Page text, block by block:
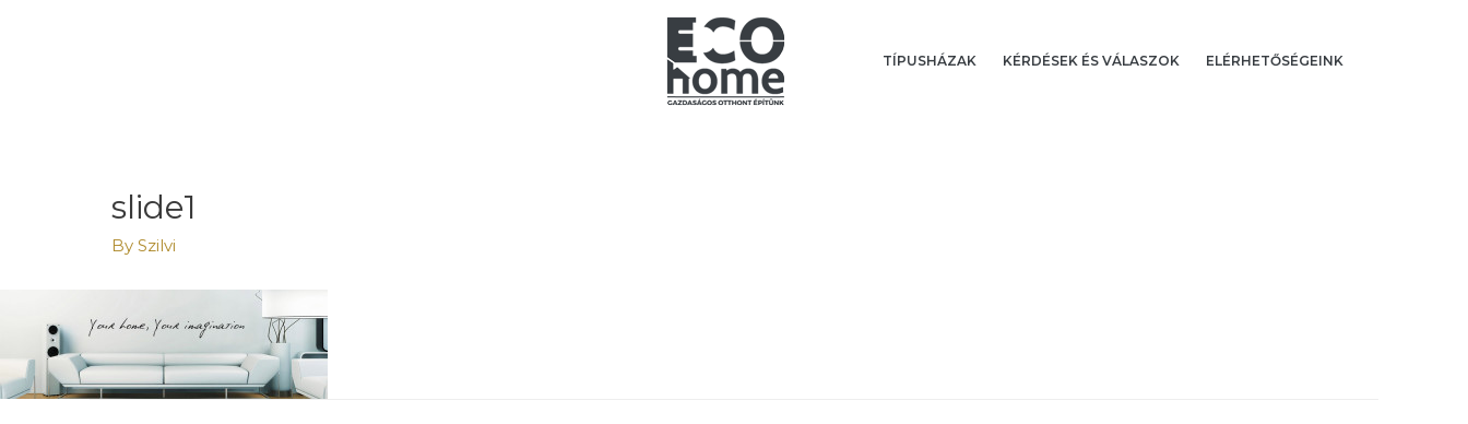
TÍPUSHÁZAK KÉRDÉSEK ÉS VÁLASZOK ELÉRHETŐSÉGEINK
slide1
By Szilvi